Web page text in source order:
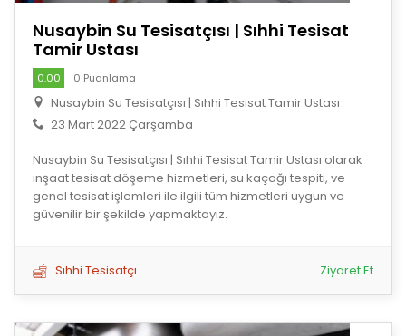
Nusaybin Su Tesisatçısı | Sıhhi Tesisat
Tamir Ustası
0.00 0 Puanlama
Nusaybin Su Tesisatçısı | Sıhhi Tesisat Tamir Ustası
23 Mart 2022 Çarşamba
Nusaybin Su Tesisatçısı | Sıhhi Tesisat Tamir Ustası olarak
inşaat tesisat döşeme hizmetleri, su kaçağı tespiti, ve
genel tesisat işlemleri ile ilgili tüm hizmetleri uygun ve
güvenilir bir şekilde yapmaktayız.
Sıhhi Tesisatçı Ziyaret Et